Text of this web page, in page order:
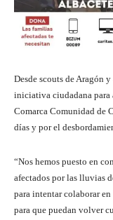
Desde scouts de Aragón
iniciativa ciudadana
Comarca Comunidad de
días y por el
“Nos hemos puesto en
afectados por las lluvias
para intentar colaborar
para que puedan volver